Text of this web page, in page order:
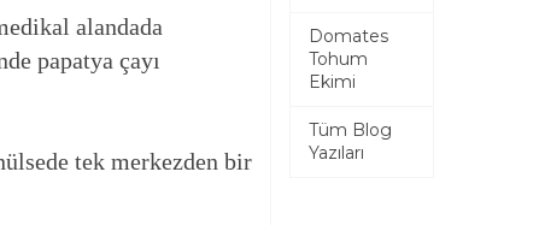
alandada
papatya çayı
tek merkezden bir
Domates
Tohum
Ekimi
Tüm Blog
Yazıları